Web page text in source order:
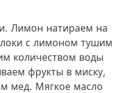
Лимон натираем на
с лимоном тушим
количеством воды
фрукты в миску,
мед. Мягкое масло